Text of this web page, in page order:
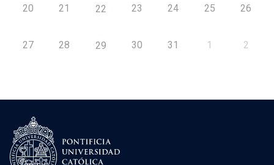
20 21 22 23 24 25 26
27 28 29 30 31 1 2